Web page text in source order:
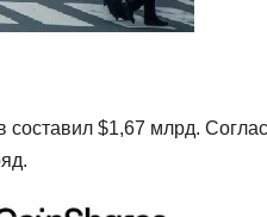
составил $1,67 млрд.